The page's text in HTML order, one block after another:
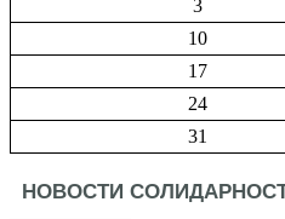
3
10
17
24
31
НОВОСТИ